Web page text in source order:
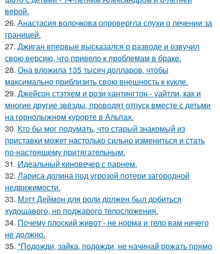
верой.
26. Анастасия волочкова опровергла слухи о лечении за
границей.
27. Джиган впервые высказался о разводе и озвучил
свою версию, что привело к проблемам в браке.
28. Она вложила 135 тысяч долларов, чтобы
максимально приблизить свою внешность к кукле.
29. Джейсон стэтхем и рози хантингтон - уайтли, как и
многие другие звёзды, проводят отпуск вместе с детьми
на горнолыжном курорте в Альпах.
30. Кто бы мог подумать, что старый знакомый из
приставки может настолько сильно измениться и стать
по-настоящему притягательным.
31. Идеальный киновечер с парнем.
32. Лариса долина под угрозой потери загородной
недвижимости.
33. Мэтт Деймон для роли должен был добиться
худощавого, но поджарого телосложения.
34. Почему плоский живот - не норма и тело вам ничего
не должно.
35. "Подожди, зайка, подожди, не начинай рожать прямо